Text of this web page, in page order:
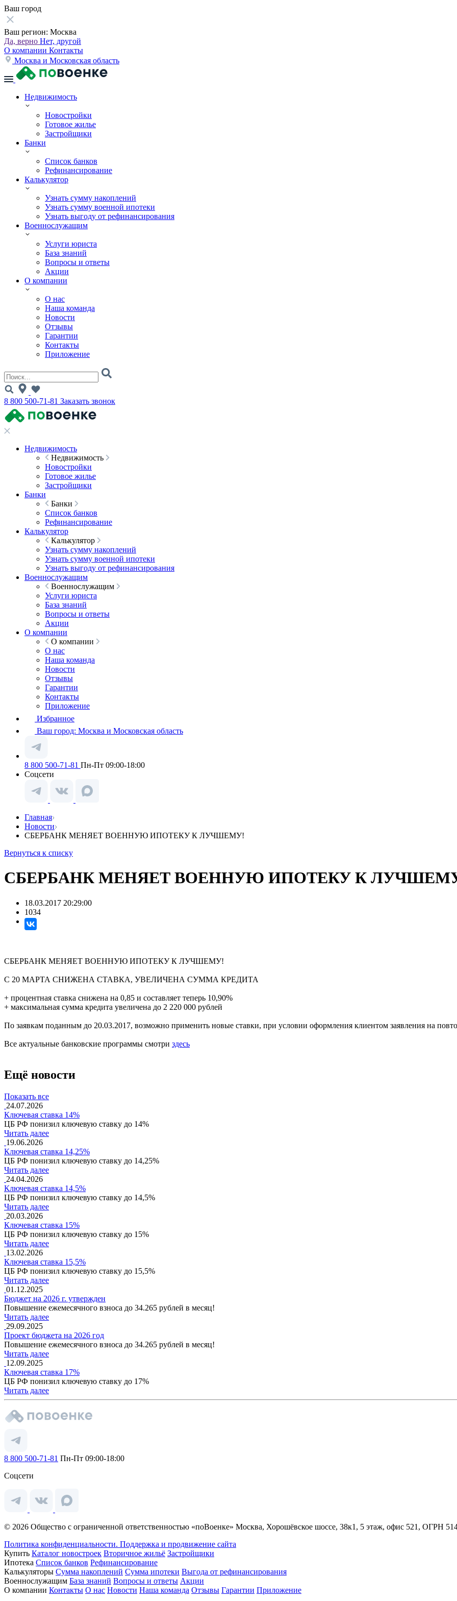
Ваш город
Ваш регион: Москва
Да, верно Нет, другой
О компании Контакты
Москва и Московская область
Недвижимость
Новостройки
Готовое жилье
Застройщики
Банки
Список банков
Рефинансирование
Калькулятор
Узнать сумму накоплений
Узнать сумму военной ипотеки
Узнать выгоду от рефинансирования
Военнослужащим
Услуги юриста
База знаний
Вопросы и ответы
Акции
О компании
О нас
Наша команда
Новости
Отзывы
Гарантии
Контакты
Приложение
8 800 500-71-81 Заказать звонок
Недвижимость
Недвижимость
Новостройки
Готовое жилье
Застройщики
Банки
Банки
Список банков
Рефинансирование
Калькулятор
Калькулятор
Узнать сумму накоплений
Узнать сумму военной ипотеки
Узнать выгоду от рефинансирования
Военнослужащим
Военнослужащим
Услуги юриста
База знаний
Вопросы и ответы
Акции
О компании
О компании
О нас
Наша команда
Новости
Отзывы
Гарантии
Контакты
Приложение
Избранное
Ваш город: Москва и Московская область
8 800 500-71-81 Пн-Пт 09:00-18:00
Соцсети
Главная
Новости
СБЕРБАНК МЕНЯЕТ ВОЕННУЮ ИПОТЕКУ К ЛУЧШЕМУ!
Вернуться к списку
СБЕРБАНК МЕНЯЕТ ВОЕННУЮ ИПОТЕКУ К
18.03.2017 20:29:00
1034
СБЕРБАНК МЕНЯЕТ ВОЕННУЮ ИПОТЕКУ К ЛУЧШЕМУ!
С 20 МАРТА СНИЖЕНА СТАВКА, УВЕЛИЧЕНА СУММА КРЕДИТА
+ процентная ставка снижена на 0,85 и составляет теперь 10,90%
+ максимальная сумма кредита увеличена до 2 220 000 рублей
По заявкам поданным до 20.03.2017, возможно применить новые ставки, при условии оформления клиентом заявления на
Все актуальные банковские программы смотри здесь
Ещё новости
Показать все
24.07.2026
Ключевая ставка 14%
ЦБ РФ понизил ключевую ставку до 14%
Читать далее
19.06.2026
Ключевая ставка 14,25%
ЦБ РФ понизил ключевую ставку до 14,25%
Читать далее
24.04.2026
Ключевая ставка 14,5%
ЦБ РФ понизил ключевую ставку до 14,5%
Читать далее
20.03.2026
Ключевая ставка 15%
ЦБ РФ понизил ключевую ставку до 15%
Читать далее
13.02.2026
Ключевая ставка 15,5%
ЦБ РФ понизил ключевую ставку до 15,5%
Читать далее
01.12.2025
Бюджет на 2026 г. утвержден
Повышение ежемесячного взноса до 34.265 рублей в месяц!
Читать далее
29.09.2025
Проект бюджета на 2026 год
Повышение ежемесячного взноса до 34.265 рублей в месяц!
Читать далее
12.09.2025
Ключевая ставка 17%
ЦБ РФ понизил ключевую ставку до 17%
Читать далее
8 800 500-71-81 Пн-Пт 09:00-18:00
Соцсети
© 2026 Общество с ограниченной ответственностью «поВоенке» Москва, Хорошёвское шоссе, 38к1, 5 этаж, офис 521, ОГРН
Политика конфиденциальности. Поддержка и продвижение сайта
Купить Каталог новостроек Вторичное жильё Застройщики
Ипотека Список банков Рефинансирование
Калькуляторы Сумма накоплений Сумма ипотеки Выгода от рефинансирования
Военнослужащим База знаний Вопросы и ответы Акции
О компании Контакты О нас Новости Наша команда Отзывы Гарантии Приложение